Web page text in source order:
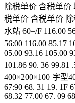
除税单价 含税单价
税单价 含税单价
水站 60=/F 116.00
56:00 116.00 85.17
05.00 93.16 105.00
101.86 90. 36 99.81
400×200×100 字型
67:90 68. 31 19. 1F
68.32 77.00 67. 09